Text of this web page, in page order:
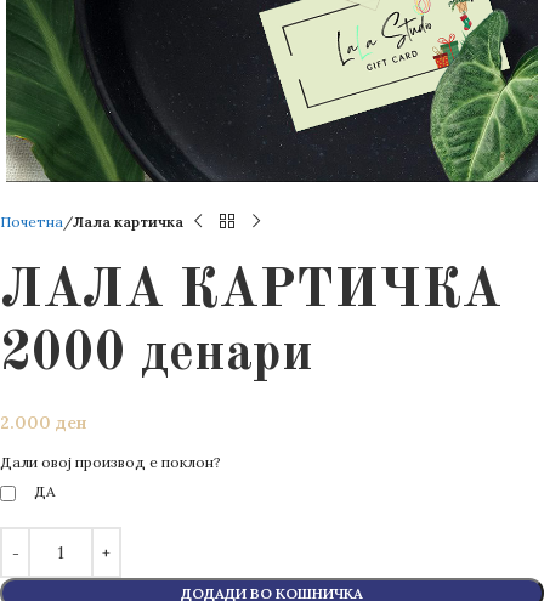
Почетна Лала картичка
ЛАЛА КАРТИЧКА
2000 денари
2.000 ден
Дали овој производ е поклон?
ДА
ДОДАДИ ВО КОШНИЧКА